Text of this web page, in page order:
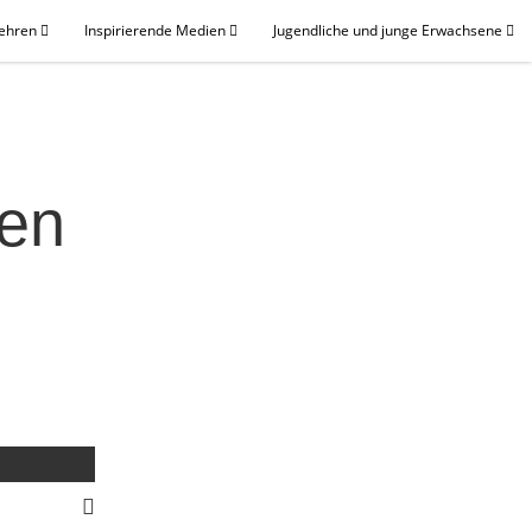
Inspirierende Medien Jugendliche und junge Erwachsene